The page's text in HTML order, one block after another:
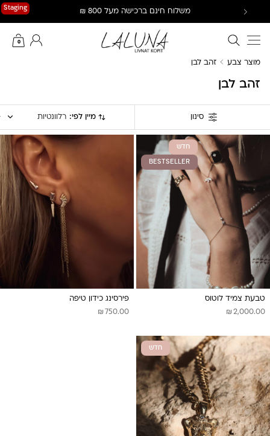
Staging משלוח חינם ברכישה מעל 800 ₪
חיפוש באתר
0
החשבון שלי
מוצר צבע זהב לבן
זהב לבן
סינון מיין לפי: רלוונטיות
חדש
BESTSELLER
טבעת צמיד לוטוס
₪ 2,000.00
פירסינג כידון טיפה
₪ 750.00
חדש